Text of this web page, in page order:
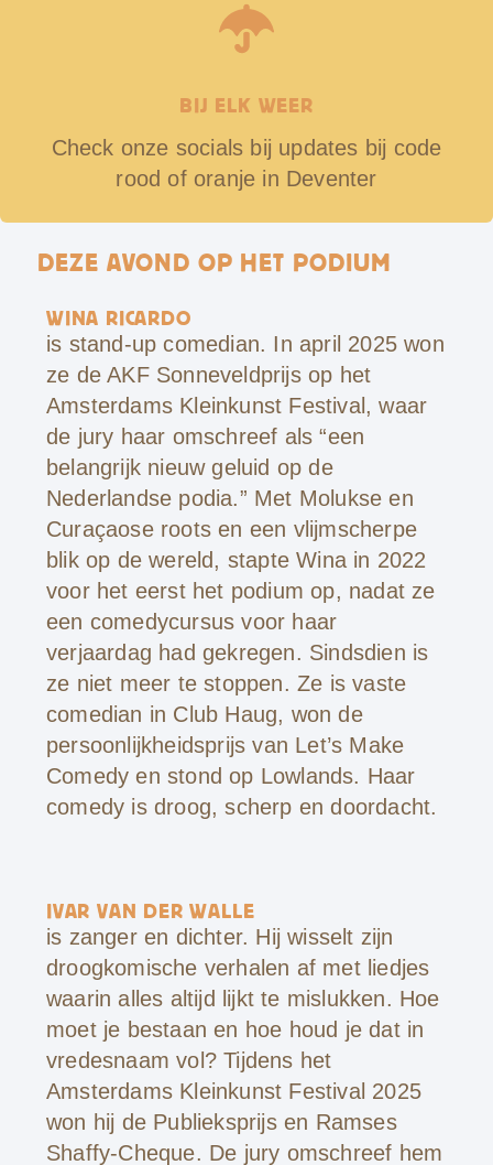
BIJ ELK WEER
Check onze socials bij updates bij code
rood of oranje in Deventer
DEZE AVOND OP HET PODIUM
WINA RICARDO
is stand-up comedian. In april 2025 won
ze de AKF Sonneveldprijs op het
Amsterdams Kleinkunst Festival, waar
de jury haar omschreef als “een
belangrijk nieuw geluid op de
Nederlandse podia.” Met Molukse en
Curaçaose roots en een vlijmscherpe
blik op de wereld, stapte Wina in 2022
voor het eerst het podium op, nadat ze
een comedycursus voor haar
verjaardag had gekregen. Sindsdien is
ze niet meer te stoppen. Ze is vaste
comedian in Club Haug, won de
persoonlijkheidsprijs van Let’s Make
Comedy en stond op Lowlands. Haar
comedy is droog, scherp en doordacht.
IVAR VAN DER WALLE
is zanger en dichter. Hij wisselt zijn
droogkomische verhalen af met liedjes
waarin alles altijd lijkt te mislukken. Hoe
moet je bestaan en hoe houd je dat in
vredesnaam vol? Tijdens het
Amsterdams Kleinkunst Festival 2025
won hij de Publieksprijs en Ramses
Shaffy-Cheque. De jury omschreef hem